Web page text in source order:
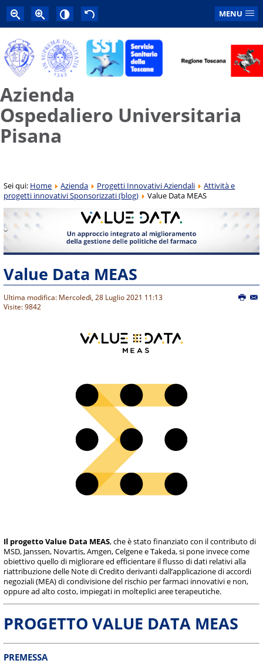
MENU
Azienda
Ospedaliero Universitaria
Pisana
Sei qui: Home Azienda Progetti Innovativi Aziendali
Attività e
progetti innovativi Sponsorizzati (blog)
Value Data MEAS
.
Value Data MEAS
Ultima modifica: Mercoledì, 28 Luglio 2021 11:13
Visite: 9842
Il progetto Value Data MEAS, che è stato finanziato con il contributo di
MSD, Janssen, Novartis, Amgen, Celgene e Takeda, si pone invece come
obiettivo quello di migliorare ed efficientare il flusso di dati relativi alla
riattribuzione delle Note di Credito derivanti dall’applicazione di accordi
negoziali (MEA) di condivisione del rischio per farmaci innovativi e non,
oppure ad alto costo, impiegati in molteplici aree terapeutiche.
PROGETTO VALUE DATA MEAS
PREMESSA